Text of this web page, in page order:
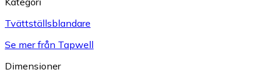
Tvättställsblandare
Se mer från Tapwell
Dimensioner